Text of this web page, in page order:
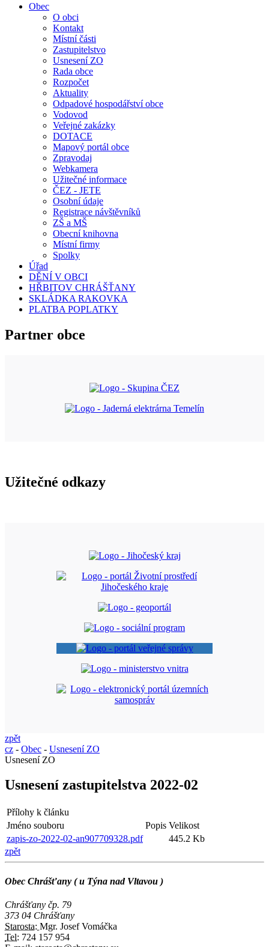
Obec
O obci
Kontakt
Místní části
Zastupitelstvo
Usnesení ZO
Rada obce
Rozpočet
Aktuality
Odpadové hospodářství obce
Vodovod
Veřejné zakázky
DOTACE
Mapový portál obce
Zpravodaj
Webkamera
Užitečné informace
ČEZ - JETE
Osobní údaje
Registrace návštěvníků
ZŠ a MŠ
Obecní knihovna
Místní firmy
Spolky
Úřad
DĚNÍ V OBCI
HŘBITOV CHRÁŠŤANY
SKLÁDKA RAKOVKA
PLATBA POPLATKY
Partner obce
Užitečné odkazy
zpět
cz - Obec - Usnesení ZO
Usnesení ZO
Usnesení zastupitelstva 2022-02
Přílohy k článku
Jméno souboru
Popis Velikost
zapis-zo-2022-02-an907709328.pdf
445.2 Kb
zpět
Obec Chrášťany ( u Týna nad Vltavou )
Chrášťany čp. 79
373 04 Chrášťany
Starosta: Mgr. Josef Vomáčka
Tel: 724 157 954